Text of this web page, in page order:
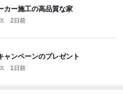
カー施工の高品質な家
2日前
ャンペーンのプレゼント
1日前